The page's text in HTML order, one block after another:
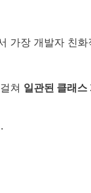
가장 개발자 친화
쳐 일관된 클래스